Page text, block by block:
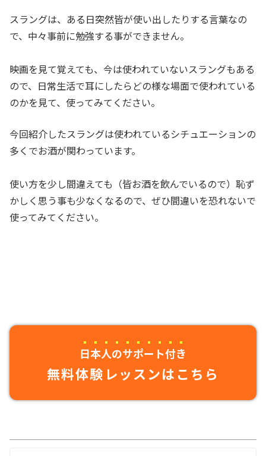
スラングは、ある日突然皆が使い出したりする言葉なの
で、中々事前に勉強する事ができません。
映画を見て覚えても、今は使われていないスラングもある
ので、日常生活で耳にしたらどの様な場面で使われている
のかを見て、使ってみてください。
今回紹介したスラングは使われているシチュエーションの
多くでお酒が関わっています。
使い方を少し間違えても（皆お酒を飲んでいるので）恥ず
かしく思う事も少なくなるので、ぜひ間違いを恐れないで
使ってみてください。
日本人のサポート付き
無料体験レッスンはこちら